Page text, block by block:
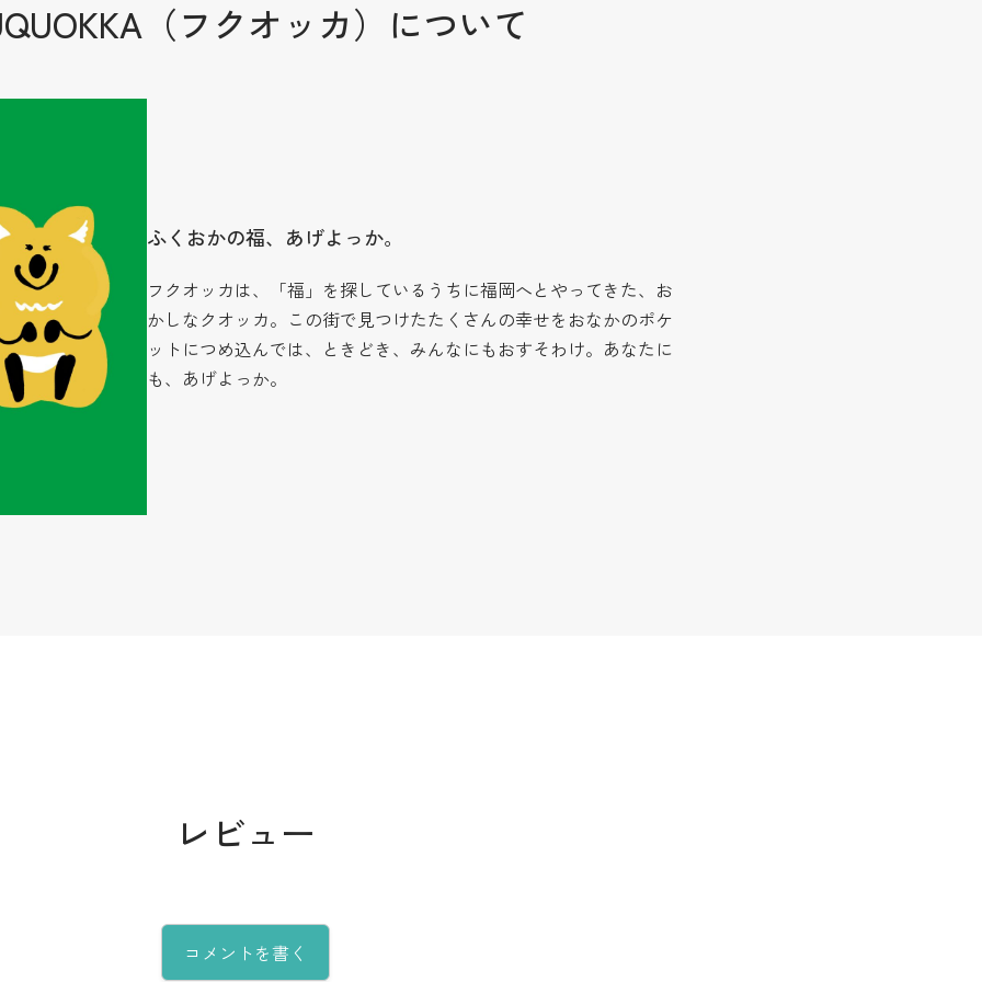
（フクオッカ）について
ふくおかの福、あげよっか。
フクオッカは、「福」を探しているうちに福岡へとやってきた、お
かしなクオッカ。この街で見つけたたくさんの幸せをおなかのポケ
ットにつめ込んでは、ときどき、みんなにもおすそわけ。あなたに
も、あげよっか。
レビュー
コメントを書く